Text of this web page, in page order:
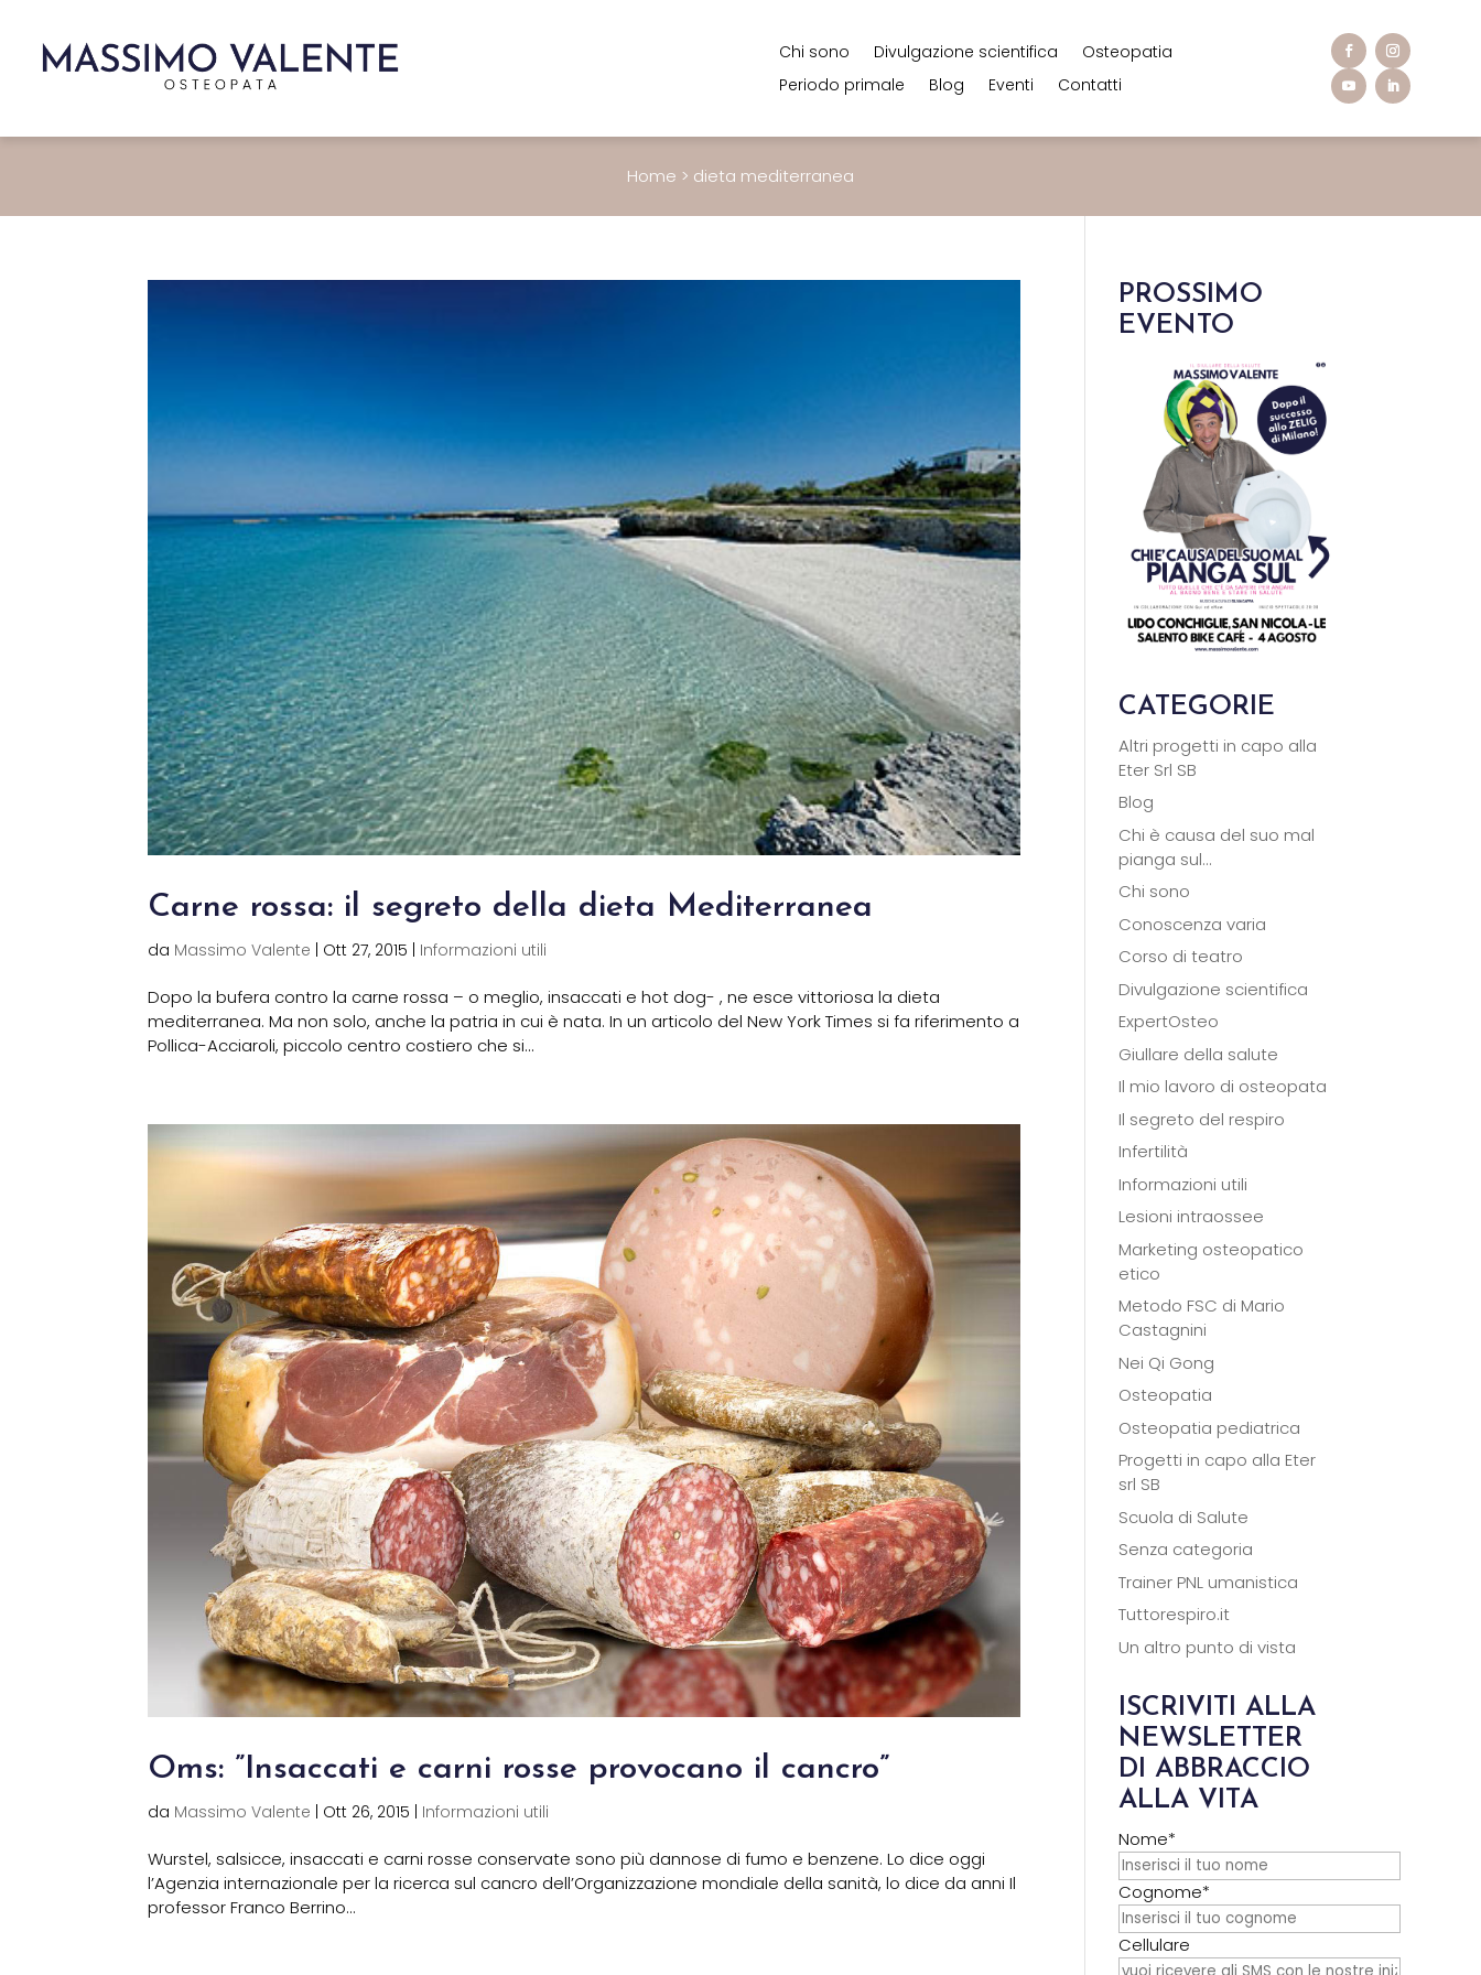
Chi sono Divulgazione scientifica
Osteopatia
Periodo primale
Blog Eventi Contatti
Home > dieta mediterranea
Carne rossa: il segreto della dieta Mediterranea
da Massimo Valente Ott 27, 2015 Informazioni utili
Dopo la bufera contro la carne rossa – o meglio, insaccati e hot dog- , ne esce vittoriosa la dieta
mediterranea. Ma non solo, anche la patria in cui è nata. In un articolo del New York Times si fa riferimento a
Pollica-Acciaroli, piccolo centro costiero che si...
Oms: ”Insaccati e carni rosse provocano il cancro”
da Massimo Valente | Ott 26, 2015 | Informazioni utili
Wurstel, salsicce, insaccati e carni rosse conservate sono più dannose di fumo e benzene. Lo dice oggi
l’Agenzia internazionale per la ricerca sul cancro dell’Organizzazione mondiale della sanità, lo dice da anni Il
professor Franco Berrino...
PROSSIMO
EVENTO
CATEGORIE
Altri progetti in capo alla
Eter Srl SB
Blog
Chi è causa del suo mal
pianga sul…
Chi sono
Conoscenza varia
Corso di teatro
Divulgazione scientifica
ExpertOsteo
Giullare della salute
Il mio lavoro di osteopata
Il segreto del respiro
Infertilità
Informazioni utili
Lesioni intraossee
Marketing osteopatico
etico
Metodo FSC di Mario
Castagnini
Nei Qi Gong
Osteopatia
Osteopatia pediatrica
Progetti in capo alla Eter
srl SB
Scuola di Salute
Senza categoria
Trainer PNL umanistica
Tuttorespiro.it
Un altro punto di vista
ISCRIVITI ALLA
NEWSLETTER
DI ABBRACCIO
ALLA VITA
Nome*
Cognome*
Cellulare